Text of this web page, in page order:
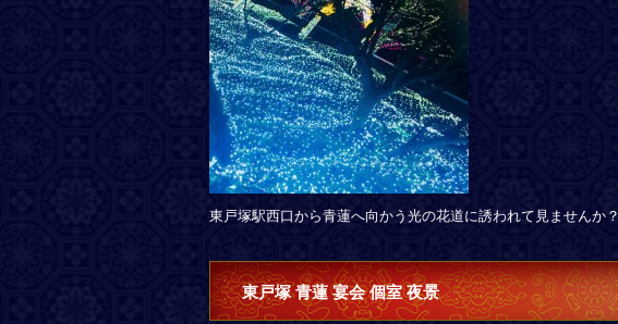
東戸塚駅西口から青蓮へ向かう光の花道に誘われて見ませんか？
東戸塚 青蓮 宴会 個室 夜景